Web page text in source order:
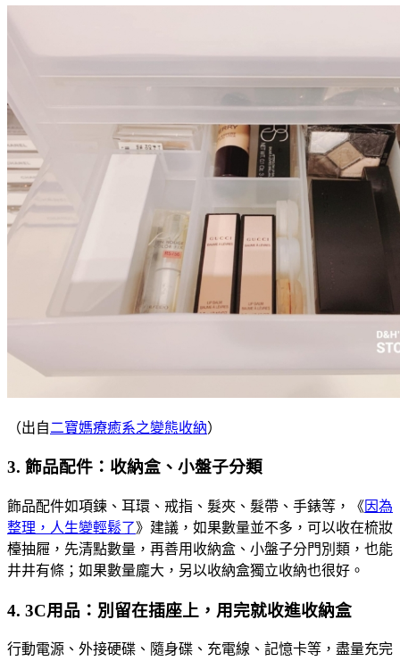
（出自二寶媽療癒系之變態收納）
3. 飾品配件：收納盒、小盤子分類
飾品配件如項鍊、耳環、戒指、髮夾、髮帶、手錶等，《 因為
整理，人生變輕鬆了》建議，如果數量並不多，可以收在梳妝
檯抽屜，先清點數量，再善用收納盒、小盤子分門別類，也能
井井有條；如果數量龐大，另以收納盒獨立收納也很好。
4. 3C用品：別留在插座上，用完就收進收納盒
行動電源、外接硬碟、隨身碟、充電線、記憶卡等，盡量充完